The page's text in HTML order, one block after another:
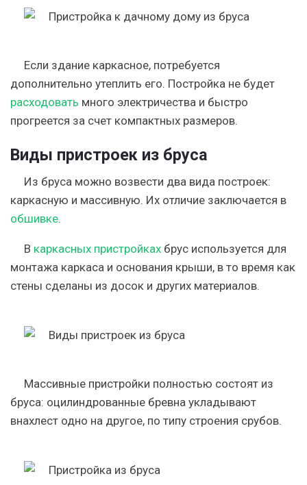
Если здание каркасное, потребуется
дополнительно утеплить его. Постройка не будет
расходовать много электричества и быстро
прогреется за счет компактных размеров.
Виды пристроек из бруса
Из бруса можно возвести два вида построек:
каркасную и массивную. Их отличие заключается в
обшивке.
В каркасных пристройках брус используется для
монтажа каркаса и основания крыши, в то время как
стены сделаны из досок и других материалов.
Массивные пристройки полностью состоят из
бруса: оцилиндрованные бревна укладывают
внахлест одно на другое, по типу строения срубов.